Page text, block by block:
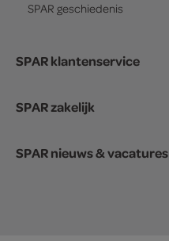
SPAR geschiedenis
SPAR klantenservice
SPAR zakelijk
SPAR nieuws & vacatures